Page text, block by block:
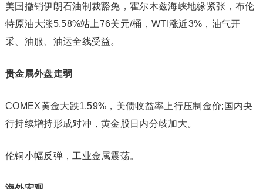
美国撤销伊朗石油制裁豁免，霍尔木兹海峡地缘紧张，布伦
特原油大涨5.58%站上76美元/桶，WTI涨近3%，油气开
采、油服、油运全线受益。
贵金属外盘走弱
COMEX黄金大跌1.59%，美债收益率上行压制金价;国内央
行持续增持形成对冲，黄金股日内分歧加大。
伦铜小幅反弹，工业金属震荡。